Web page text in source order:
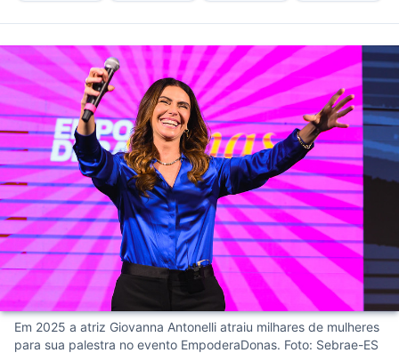
Em 2025 a atriz Giovanna Antonelli atraiu milhares de mulheres
para sua palestra no evento EmpoderaDonas. Foto: Sebrae-ES